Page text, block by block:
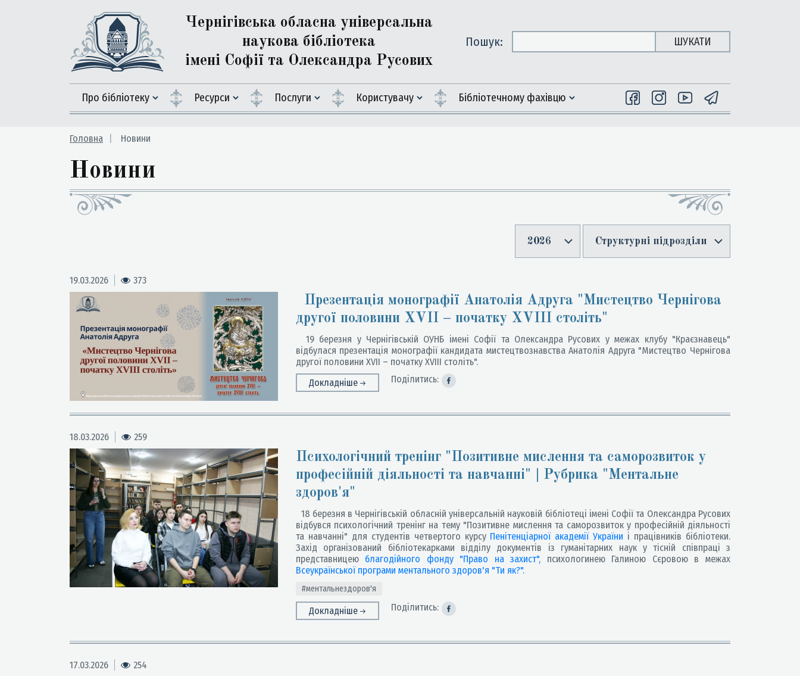
Чернігівська обласна універсальна
наукова бібліотека
імені Софії та Олександра Русових
Пошук: ШУКАТИ
Про бібліотеку Ресурси Послуги Користувачу Бiблiотечному фахiвцю
Головна Новини
Новини
2026 Структурні підрозділи
19.03.2026 373
Презентація монографії Анатолія Адруга "Мистецтво Чернігова
другої половини ХVІІ – початку ХVІІІ століть"
19 березня у Чернігівській ОУНБ імені Софії та Олександра Русових у межах клубу "Краєзнавець"
відбулася презентація монографії кандидата мистецтвознавства Анатолія Адруга "Мистецтво Чернігова
другої половини XVII – початку XVIII століть".
Докладніше
Поділитись:
18.03.2026 259
Психологічний тренінг "Позитивне мислення та саморозвиток у
професійній діяльності та навчанні" | Рубрика "Ментальне
здоров'я"
18 березня в Чернігівській обласній універсальній науковій бібліотеці імені Софії та Олександра Русових
відбувся психологічний тренінг на тему "Позитивне мислення та саморозвиток у професійній діяльності
та навчанні" для студентів четвертого курсу Пенітенціарної академії України і працівників бібліотеки.
Захід організований бібліотекарками відділу документів із гуманітарних наук у тісній співпраці з
представницею благодійного фонду "Право на захист", психологинею Галиною Сєровою в межах
Всеукраїнської програми ментального здоров'я "Ти як?".
#ментальнездоров'я
Докладніше Поділитись:
17.03.2026 254